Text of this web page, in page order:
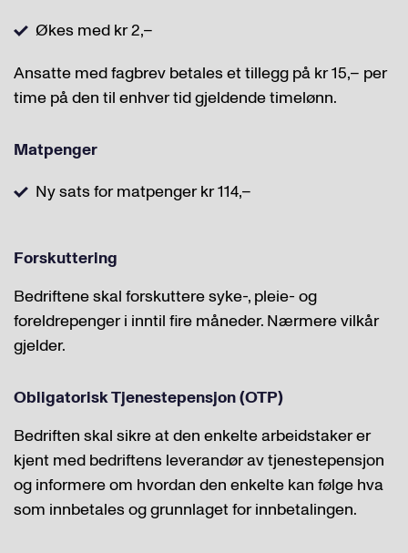
Økes med kr 2,–
Ansatte med fagbrev betales et tillegg på kr 15,– per
time på den til enhver tid gjeldende timelønn.
Matpenger
Ny sats for matpenger kr 114,–
Forskuttering
Bedriftene skal forskuttere syke-, pleie- og
foreldrepenger i inntil fire måneder. Nærmere vilkår
gjelder.
Obligatorisk Tjenestepensjon (OTP)
Bedriften skal sikre at den enkelte arbeidstaker er
kjent med bedriftens leverandør av tjenestepensjon
og informere om hvordan den enkelte kan følge hva
som innbetales og grunnlaget for innbetalingen.